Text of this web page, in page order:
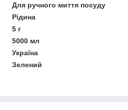
Для ручного миття посуду
Рідина
5 г
5000 мл
Україна
Зелений